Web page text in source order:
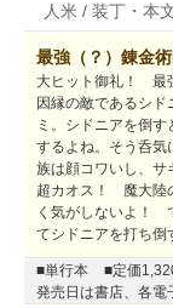
人米 / 装丁・本
最強（？）錬金
大ヒット御礼！ 最
因縁の敵であるシ
ミ。シドニアを倒
するよね。そう呑
族は顔コワいし、
超カオス！ 魔大陸
く気がしないよ！
てシドニアを打ち倒
■単行本 ■定価
発売日は書店、各電